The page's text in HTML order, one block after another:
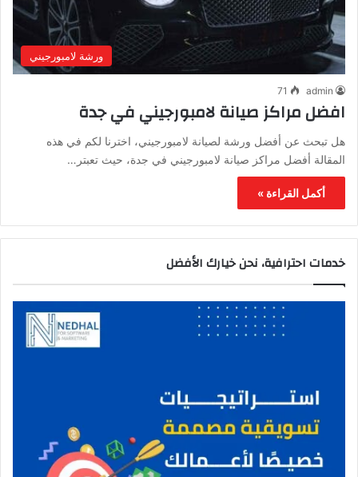
ورشة لامبورجيني
admin
71
افضل مراكز صيانة لامبورجيني في جدة
هل تبحث عن أفضل ورشة لصيانة لامبورجيني، اخترنا لكم في هذه
المقالة أفضل مراكز صيانة لامبورجيني في جدة، حيث تعبتر…
أكمل القراءة »
خدمات احترافية، نحن خيارك الأفضل